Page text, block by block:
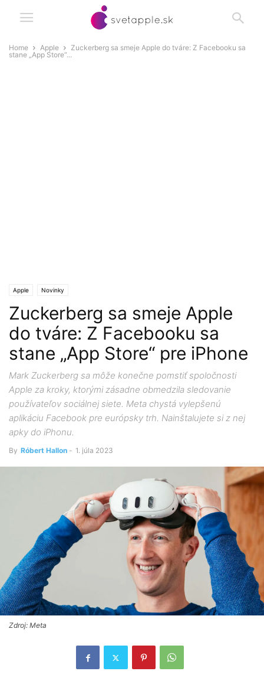
Home Apple
Zuckerberg sa smeje Apple do tváre: Z Facebooku sa
stane „App Store“...
Apple Novinky
Zuckerberg sa smeje Apple
do tváre: Z Facebooku sa
stane „App Store“ pre iPhone
Mark Zuckerberg sa môže konečne pomstiť spoločnosti
Apple za kroky, ktorými zásadne obmedzila sledovanie
používateľov sociálnej siete. Meta chystá vylepšenú
aplikáciu Facebook pre európsky trh. Nainštalujete si z nej
apky do iPhonu.
By Róbert Hallon - 1. júla 2023
Zdroj: Meta